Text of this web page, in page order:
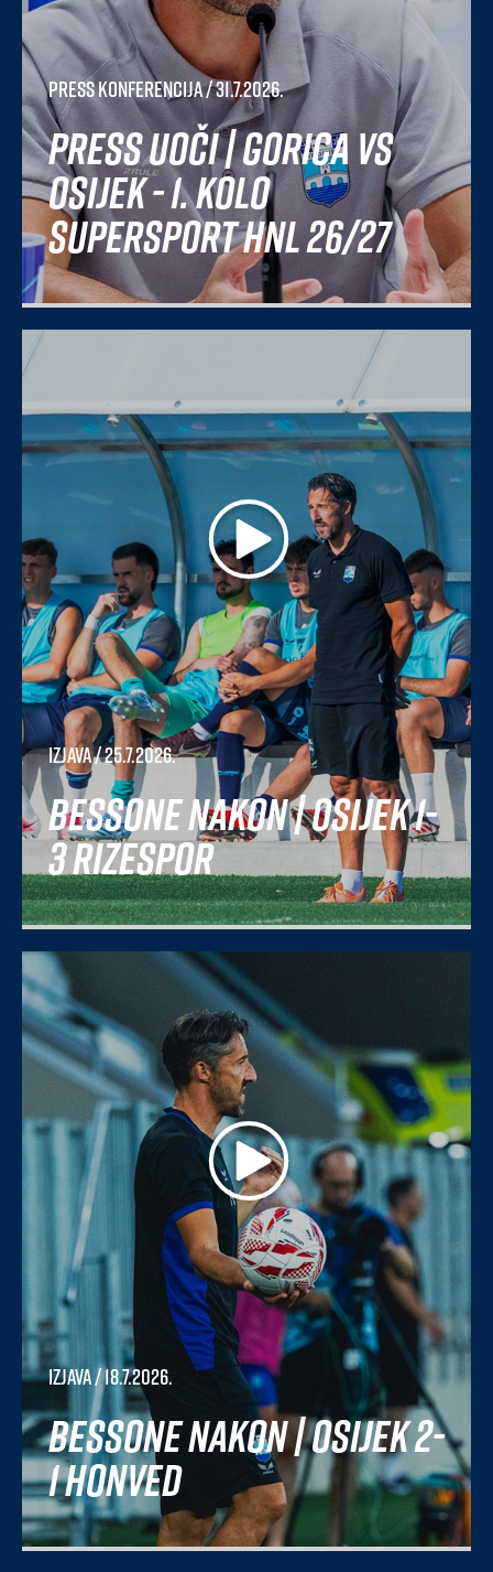
Press konferencija/ 31.7.2026.
Press uoči | Gorica vs
Osijek - 1. kolo
SuperSport HNL 26/27
Izjava/ 25.7.2026.
Bessone nakon | Osijek 1-
3 Rizespor
Izjava/ 18.7.2026.
Bessone nakon | Osijek 2-
1 Honved